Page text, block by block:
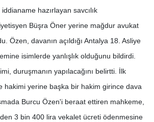
hazırlayan savcılık
Büşra Öner yerine mağdur avukat
Özen, davanın açıldığı Antalya 18. Asliye
isimlerde yanlışlık olduğunu bildirdi.
duruşmanın yapılacağını belirtti. İlk
hakimi yerine başka bir hakim girince dava
Burcu Özen'i beraat ettiren mahkeme,
3 bin 400 lira vekalet ücreti ödenmesine